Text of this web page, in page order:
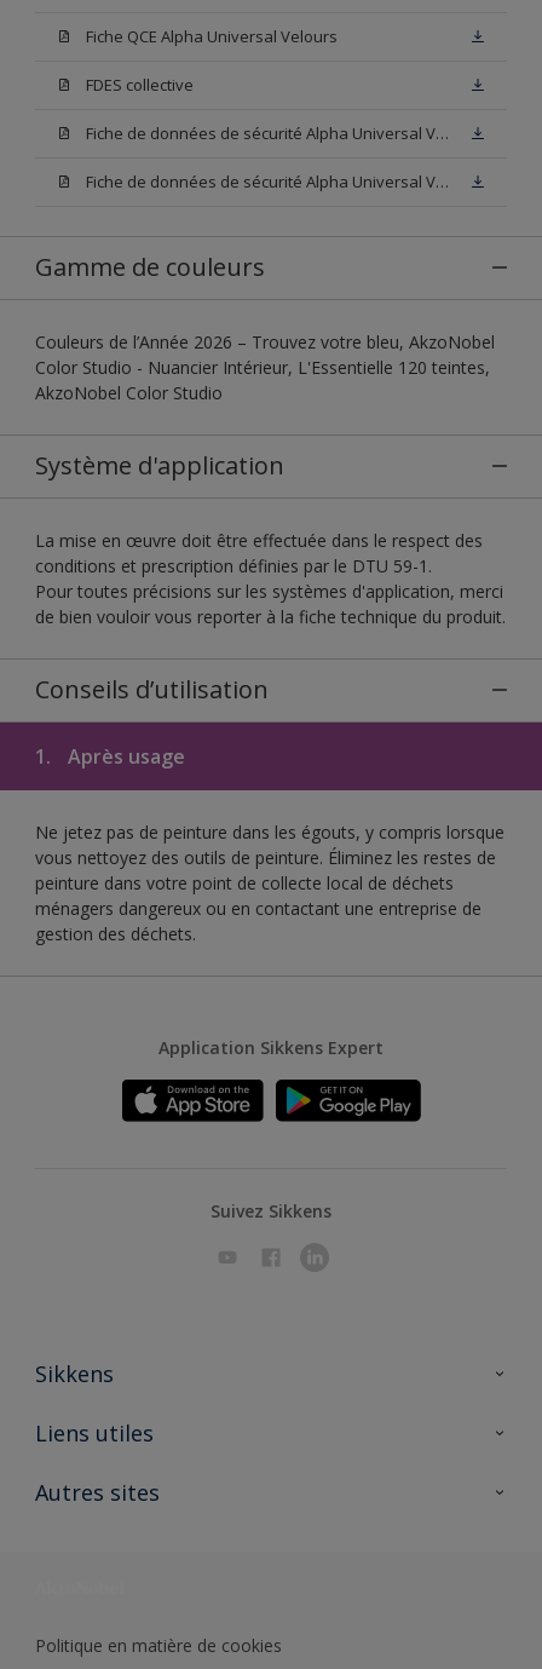
Fiche QCE Alpha Universal Velours
FDES collective
Fiche de données de sécurité Alpha Universal Velours Base W05
Fiche de données de sécurité Alpha Universal Velours Base N00
Gamme de couleurs
Couleurs de l’Année 2026 – Trouvez votre bleu, AkzoNobel
Color Studio - Nuancier Intérieur, L'Essentielle 120 teintes,
AkzoNobel Color Studio
Système d'application
La mise en œuvre doit être effectuée dans le respect des
conditions et prescription définies par le DTU 59-1.
Pour toutes précisions sur les systèmes d'application, merci
de bien vouloir vous reporter à la fiche technique du produit.
Conseils d’utilisation
1. Après usage
Ne jetez pas de peinture dans les égouts, y compris lorsque
vous nettoyez des outils de peinture. Éliminez les restes de
peinture dans votre point de collecte local de déchets
ménagers dangereux ou en contactant une entreprise de
gestion des déchets.
Application Sikkens Expert
Suivez Sikkens
Sikkens
A propos de Sikkens
Liens utiles
Ouvrir un magasin PASS
Autres sites
Politique en matière de cookies